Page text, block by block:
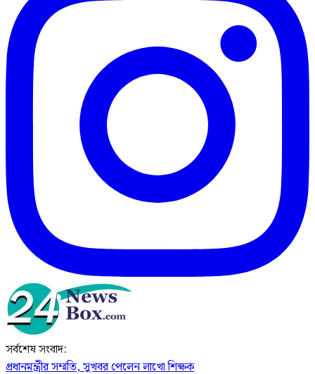
সর্বশেষ সংবাদ:
প্রধানমন্ত্রীর সম্মতি, সুখবর পেলেন লাখো শিক্ষক